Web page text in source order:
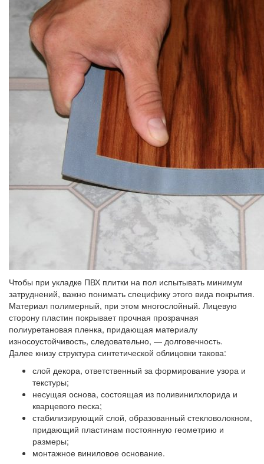
Чтобы при укладке ПВХ плитки на пол испытывать минимум
затруднений, важно понимать специфику этого вида покрытия.
Материал полимерный, при этом многослойный. Лицевую
сторону пластин покрывает прочная прозрачная
полиуретановая пленка, придающая материалу
износоустойчивость, следовательно, — долговечность.
Далее книзу структура синтетической облицовки такова:
слой декора, ответственный за формирование узора и
текстуры;
несущая основа, состоящая из поливинилхлорида и
кварцевого песка;
стабилизирующий слой, образованный стекловолокном,
придающий пластинам постоянную геометрию и
размеры;
монтажное виниловое основание.